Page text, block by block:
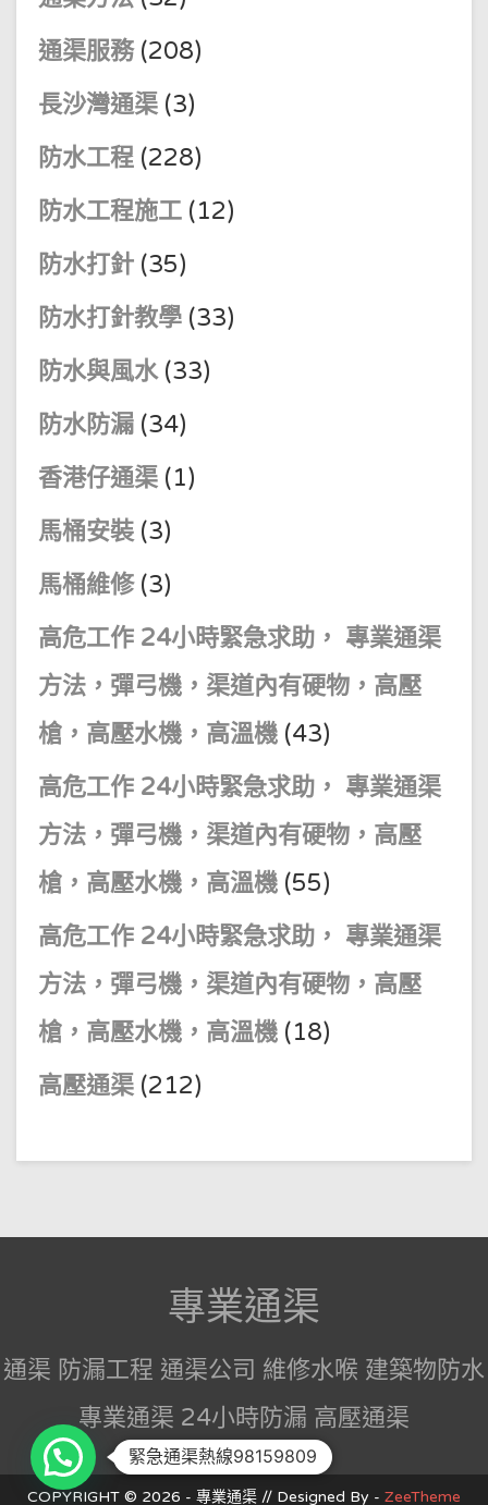
通渠服務(208)
長沙灣通渠 (3)
防水工程 (228)
防水工程施工 (12)
防水打針 (35)
防水打針教學 (33)
防水與風水(33)
防水防漏 (34)
香港仔通渠 (1)
馬桶安裝 (3)
馬桶維修(3)
高危工作 24小時緊急求助， 專業通渠
方法，彈弓機，渠道內有硬物，高壓
槍，高壓水機，高溫機 (43)
高危工作 24小時緊急求助， 專業通渠
方法，彈弓機，渠道內有硬物，高壓
槍，高壓水機，高溫機 (55)
高危工作 24小時緊急求助， 專業通渠
方法，彈弓機，渠道內有硬物，高壓
槍，高壓水機，高溫機 (18)
高壓通渠 (212)
專業通渠
通渠 防漏工程 通渠公司 維修水喉 建築物防水
專業通渠 24小時防漏 高壓通渠
COPYRIGHT © 2026 - 專業通渠 // Designed By - ZeeTheme
緊急通渠熱線98159809